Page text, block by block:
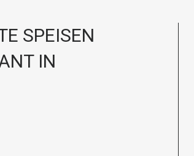
SPEISEN
IN